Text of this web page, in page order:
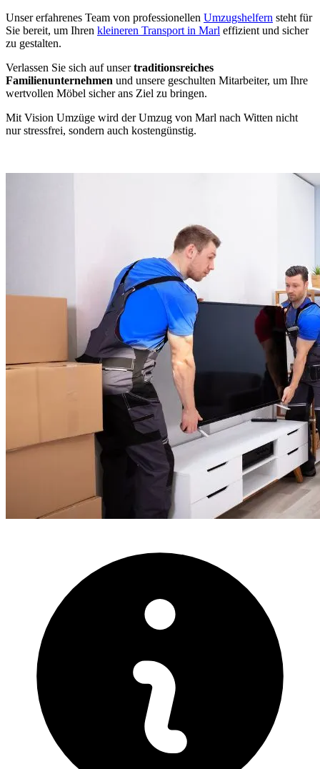
Unser erfahrenes Team von professionellen Umzugshelfern steht für
Sie bereit, um Ihren kleineren Transport in Marl effizient und sicher
zu gestalten.
Verlassen Sie sich auf unsertraditionsreiches
Familienunternehmen und unsere geschulten Mitarbeiter, um Ihre
wertvollen Möbel sicher ans Ziel zu bringen.
Mit Vision Umzüge wird der Umzug von Marl nach Witten nicht
nur stressfrei, sondern auch kostengünstig.